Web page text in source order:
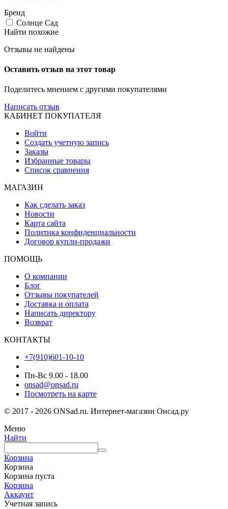
Бренд
Солнце Сад
Найти похожие
Отзывы не найдены
Оставить отзыв на этот товар
Поделитесь мнением с другими покупателями
Написать отзыв
КАБИНЕТ ПОКУПАТЕЛЯ
Войти
Создать учетную запись
Заказы
Избранные товары
Список сравнения
МАГАЗИН
Как сделать заказ
Новости
Карта сайта
Политика конфиденциальности
Договор купли-продажи
ПОМОЩЬ
О компании
Блог
Отзывы покупателей
Доставка и оплата
Написать директору
Возврат
КОНТАКТЫ
+7(910)601-10-10
Пн-Вс 9.00 - 18.00
onsad@onsad.ru
Посмотреть на карте
© 2017 - 2026 ONSad.ru. Интернет-магазин Онсад.ру
Меню
Найти
Корзина
Корзина
Корзина пуста
Корзина
Аккаунт
Учетная запись